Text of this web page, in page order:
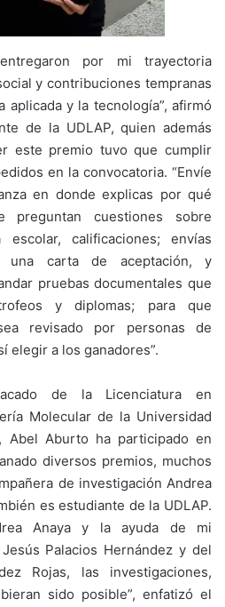
por mi trayectoria
y contribuciones tempranas
aplicada y la tecnología”, afirmó
de la UDLAP, quien además
este premio tuvo que cumplir
en la convocatoria. “Envíe
en donde explicas por qué
cuestiones sobre
escolar, calificaciones; envías
una carta de aceptación, y
pruebas documentales que
y diplomas; para que
revisado por personas de
elegir a los ganadores”.
de la Licenciatura en
Molecular de la Universidad
Abel Aburto ha participado en
diversos premios, muchos
de investigación Andrea
es estudiante de la UDLAP.
Anaya y la ayuda de mi
Palacios Hernández y del
Rojas, las investigaciones,
sido posible”, enfatizó el